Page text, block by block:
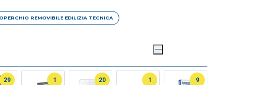
REMOVIBILE EDILIZIA TECNICA
29 1 20 1 9